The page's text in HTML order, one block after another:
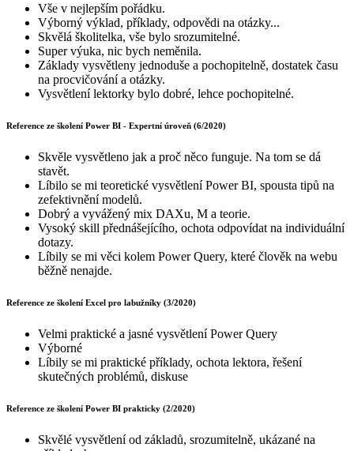
Vše v nejlepším pořádku.
Výborný výklad, příklady, odpovědi na otázky...
Skvělá školitelka, vše bylo srozumitelné.
Super výuka, nic bych neměnila.
Základy vysvětleny jednoduše a pochopitelně, dostatek času
na procvičování a otázky.
Vysvětlení lektorky bylo dobré, lehce pochopitelné.
Reference ze školení Power BI - Expertní úroveň (6/2020)
Skvěle vysvětleno jak a proč něco funguje. Na tom se dá
stavět.
Líbilo se mi teoretické vysvětlení Power BI, spousta tipů na
zefektivnění modelů.
Dobrý a vyvážený mix DAXu, M a teorie.
Vysoký skill přednášejícího, ochota odpovídat na individuální
dotazy.
Líbily se mi věci kolem Power Query, které člověk na webu
běžně nenajde.
Reference ze školení Excel pro labužníky (3/2020)
Velmi praktické a jasné vysvětlení Power Query
Výborné
Líbily se mi praktické příklady, ochota lektora, řešení
skutečných problémů, diskuse
Reference ze školení Power BI prakticky (2/2020)
Skvělé vysvětlení od základů, srozumitelně, ukázané na